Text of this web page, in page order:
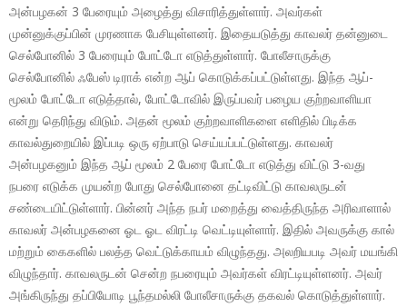
அன்பழகன் 3 பேரையும் அழைத்து விசாரித்துள்ளார். அவர்கள்
முன்னுக்குப்பின் முரணாக பேசியுள்ளனர். இதையடுத்து காவலர் தன்னுடை
செல்போனில் 3 பேரையும் போட்டோ எடுத்துள்ளார். போலீசாருக்கு
செல்போனில் ஃபேஸ் டிராக் என்ற ஆப் கொடுக்கப்பட்டுள்ளது. இந்த ஆப்-
மூலம் போட்டோ எடுத்தால், போட்டோவில் இருப்பவர் பழைய குற்றவாளியா
என்று தெரிந்து விடும். அதன் மூலம் குற்றவாளிகளை எளிதில் பிடிக்க
காவல்துறையில் இப்படி ஒரு ஏற்பாடு செய்யப்பட்டுள்ளது. காவலர்
அன்பழகனும் இந்த ஆப் மூலம் 2 பேரை போட்டோ எடுத்து விட்டு 3-வது
நபரை எடுக்க முயன்ற போது செல்போனை தட்டிவிட்டு காவலருடன்
சண்டையிட்டுள்ளார். பின்னர் அந்த நபர் மறைத்து வைத்திருந்த அரிவாளால்
காவலர் அன்பழகனை ஓட ஓட விரட்டி வெட்டியுள்ளார். இதில் அவருக்கு கால்
மற்றும் கைகளில் பலத்த வெட்டுக்காயம் விழுந்தது. அலறியபடி அவர் மயங்கி
விழுந்தார். காவலருடன் சென்ற நபரையும் அவர்கள் விரட்டியுள்ளனர். அவர்
அங்கிருந்து தப்பியோடி பூந்தமல்லி போலீசாருக்கு தகவல் கொடுத்துள்ளார்.